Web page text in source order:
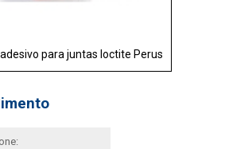
para juntas loctite Perus